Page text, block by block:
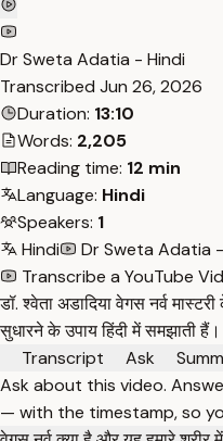
Dr Sweta Adatia - Hindi
Transcribed Jun 26, 2026
Duration: 13:10
Words: 2,205
Reading time: 12 min
Language: Hindi
Speakers: 1
Hindi
Dr Sweta Adatia
Transcribe a YouTube
डॉ. श्वेता अडादिया वेगस नर्व
सुधारने के उपाय हिंदी में समझाती हैं।
Transcript
Ask
Ask about this video.
— with the timestamp, so